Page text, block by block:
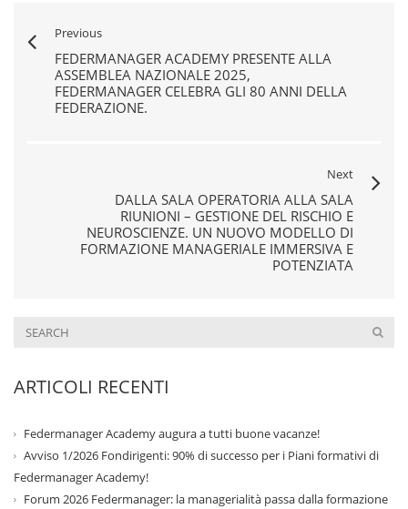
Previous
FEDERMANAGER ACADEMY PRESENTE ALLA
ASSEMBLEA NAZIONALE 2025,
FEDERMANAGER CELEBRA GLI 80 ANNI DELLA
FEDERAZIONE.
Next
DALLA SALA OPERATORIA ALLA SALA
RIUNIONI – GESTIONE DEL RISCHIO E
NEUROSCIENZE. UN NUOVO MODELLO DI
FORMAZIONE MANAGERIALE IMMERSIVA E
POTENZIATA
ARTICOLI RECENTI
Federmanager Academy augura a tutti buone vacanze!
Avviso 1/2026 Fondirigenti: 90% di successo per i Piani formativi di
Federmanager Academy!
Forum 2026 Federmanager: la managerialità passa dalla formazione